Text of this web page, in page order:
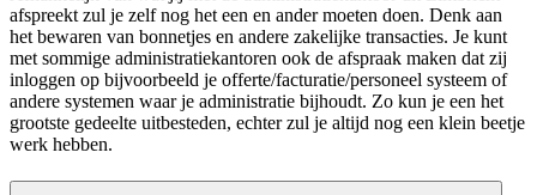
afspreekt zul je zelf nog het een en ander moeten doen. Denk aan
het bewaren van bonnetjes en andere zakelijke transacties. Je kunt
met sommige administratiekantoren ook de afspraak maken dat zij
inloggen op bijvoorbeeld je offerte/facturatie/personeel systeem of
andere systemen waar je administratie bijhoudt. Zo kun je een het
grootste gedeelte uitbesteden, echter zul je altijd nog een klein beetje
werk hebben.